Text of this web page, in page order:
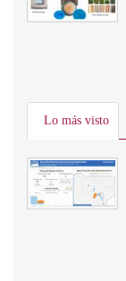
Lo más visto